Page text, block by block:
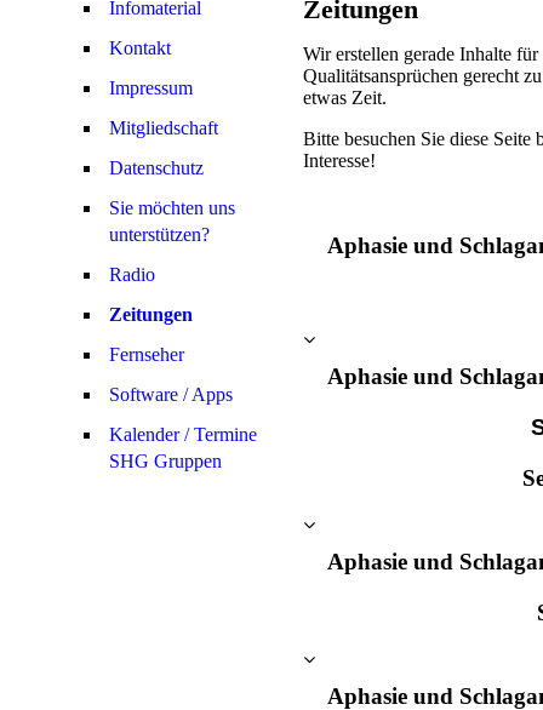
Infomaterial
Kontakt
Impressum
Mitgliedschaft
Datenschutz
Sie möchten uns
unterstützen?
Radio
Zeitungen
Fernseher
Software / Apps
Kalender / Termine
SHG Gruppen
Zeitungen
Wir erstellen gerade Inhalte
Qualitätsansprüchen gerecht
etwas Zeit.
Bitte besuchen Sie diese
Interesse!
Aphasie und
Aphasie und
Aphasie und
Aphasie und